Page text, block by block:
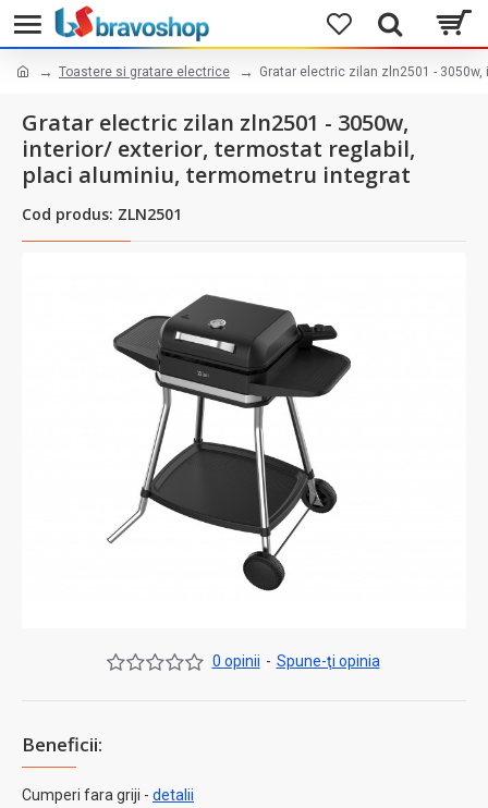
Toastere si gratare electrice Gratar electric zilan zln2501 -
Gratar electric zilan zln2501 - 3050w,
interior/ exterior, termostat reglabil,
placi aluminiu, termometru integrat
Cod produs: ZLN2501
Beneficii:
Cumperi fara griji - detalii
0 opinii - Spune-ţi opinia